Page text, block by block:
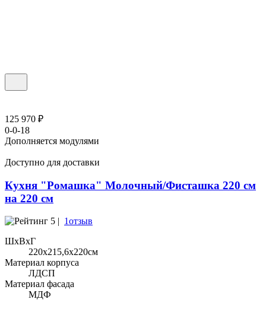
125 970 ₽
0-0-18
Дополняется модулями
Доступно для доставки
Кухня "Ромашка" Молочный/Фисташка 220 см
на 220 см
5 | 1отзыв
ШхВхГ
220x215,6х220см
Материал корпуса
ЛДСП
Материал фасада
МДФ